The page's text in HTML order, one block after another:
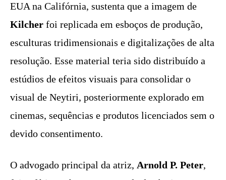
EUA na Califórnia, sustenta que a imagem de
Kilcher foi replicada em esboços de produção,
esculturas tridimensionais e digitalizações de alta
resolução. Esse material teria sido distribuído a
estúdios de efeitos visuais para consolidar o
visual de Neytiri, posteriormente explorado em
cinemas, sequências e produtos licenciados sem o
devido consentimento.
O advogado principal da atriz, Arnold P. Peter,